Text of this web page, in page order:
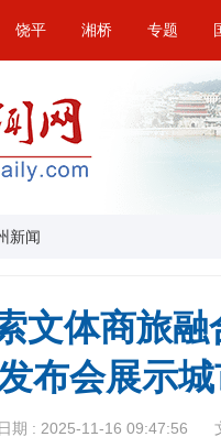
饶平 湘桥 专题
新闻
文体商旅
布会展示
期 : 2025-11-16 09:47:56